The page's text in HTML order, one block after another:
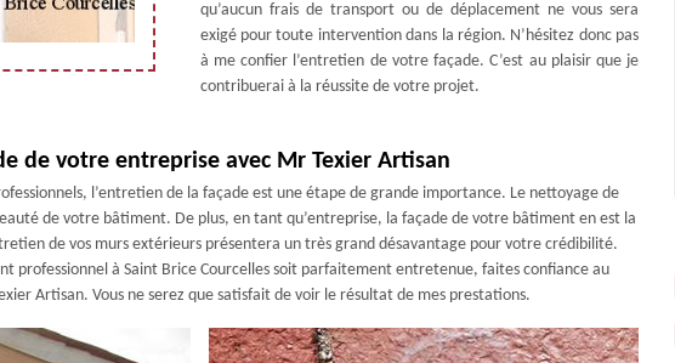
qu’aucun frais de transport ou de déplacement ne vous sera
exigé pour toute intervention dans la région. N’hésitez donc pas
à me confier l’entretien de votre façade. C’est au plaisir que je
contribuerai à la réussite de votre projet.
de votre entreprise avec Mr Texier Artisan
l’entretien de la façade est une étape de grande importance. Le nettoyage de
de votre bâtiment. De plus, en tant qu’entreprise, la façade de votre bâtiment en est la
de vos murs extérieurs présentera un très grand désavantage pour votre crédibilité.
professionnel à Saint Brice Courcelles soit parfaitement entretenue, faites confiance au
Artisan. Vous ne serez que satisfait de voir le résultat de mes prestations.